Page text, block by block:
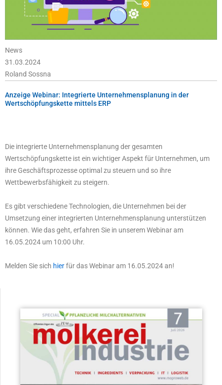
News
31.03.2024
Roland Sossna
Anzeige Webinar: Integrierte Unternehmensplanung in der
Wertschöpfungskette mittels ERP
Die integrierte Unternehmensplanung der gesamten
Wertschöpfungskette ist ein wichtiger Aspekt für Unternehmen, um
ihre Geschäftsprozesse optimal zu steuern und so ihre
Wettbewerbsfähigkeit zu steigern.
Es gibt verschiedene Technologien, die Unternehmen bei der
Umsetzung einer integrierten Unternehmensplanung unterstützen
können. Wie das geht, erfahren Sie in unserem Webinar am
16.05.2024 um 10:00 Uhr.
Melden Sie sich hierfür das Webinar am 16.05.2024 an!